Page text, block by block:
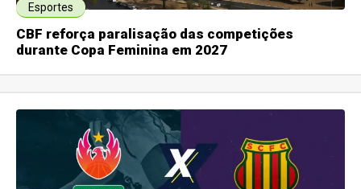
Esportes
CBF reforça paralisação das competições
durante Copa Feminina em 2027